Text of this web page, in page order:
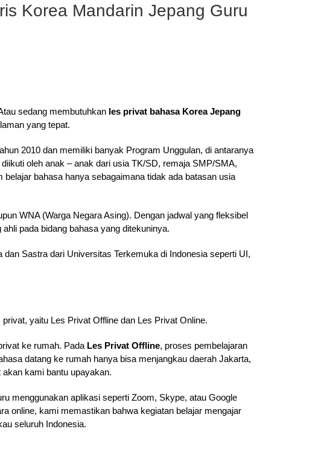
Korea Mandarin Jepang Guru
sedang membutuhkan les privat bahasa Korea Jepang
yang tepat.
2010 dan memiliki banyak Program Unggulan, di antaranya
oleh anak – anak dari usia TK/SD, remaja SMP/SMA,
bahasa hanya sebagaimana tidak ada batasan usia
WNA (Warga Negara Asing). Dengan jadwal yang fleksibel
pada bidang bahasa yang ditekuninya.
Sastra dari Universitas Terkemuka di Indonesia seperti UI,
yaitu Les Privat Offline dan Les Privat Online.
ke rumah. Pada Les Privat Offline, proses pembelajaran
datang ke rumah hanya bisa menjangkau daerah Jakarta,
kami bantu upayakan.
menggunakan aplikasi seperti Zoom, Skype, atau Google
online, kami memastikan bahwa kegiatan belajar mengajar
seluruh Indonesia.